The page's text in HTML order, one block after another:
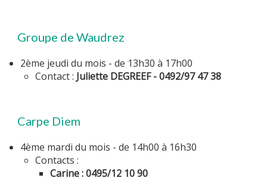
Groupe de Waudrez
2ème jeudi du mois - de 13h30 à 17h00
Contact : Juliette DEGREEF - 0492/97 47 38
Carpe Diem
4ème mardi du mois - de 14h00 à 16h30
Contacts :
Carine : 0495/12 10 90